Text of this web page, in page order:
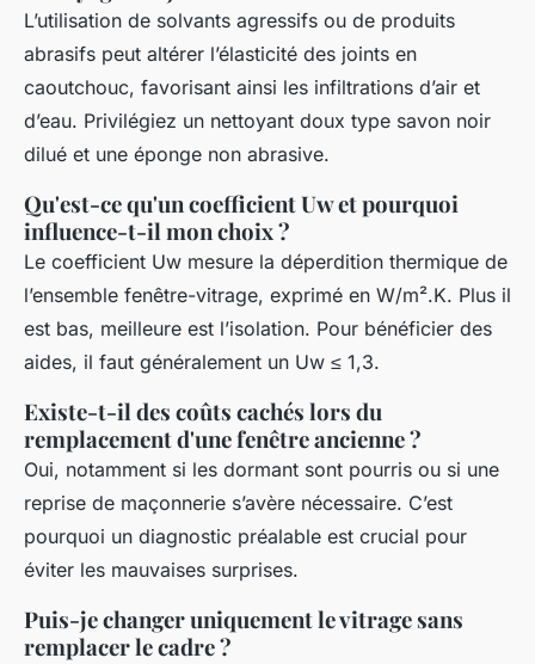
L’utilisation de solvants agressifs ou de produits
abrasifs peut altérer l’élasticité des joints en
caoutchouc, favorisant ainsi les infiltrations d’air et
d’eau. Privilégiez un nettoyant doux type savon noir
dilué et une éponge non abrasive.
Qu'est-ce qu'un coefficient Uw et pourquoi
influence-t-il mon choix ?
Le coefficient Uw mesure la déperdition thermique de
l’ensemble fenêtre-vitrage, exprimé en W/m².K. Plus il
est bas, meilleure est l’isolation. Pour bénéficier des
aides, il faut généralement un Uw ≤ 1,3.
Existe-t-il des coûts cachés lors du
remplacement d'une fenêtre ancienne ?
Oui, notamment si les dormant sont pourris ou si une
reprise de maçonnerie s’avère nécessaire. C’est
pourquoi un diagnostic préalable est crucial pour
éviter les mauvaises surprises.
Puis-je changer uniquement le vitrage sans
remplacer le cadre ?